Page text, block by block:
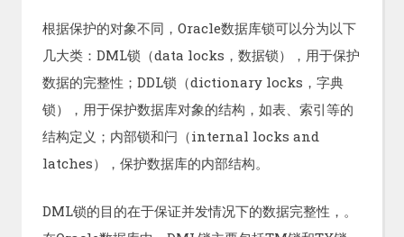
根据保护的对象不同，Oracle数据库锁可以分为以下
几大类：DML锁（data locks，数据锁），用于保护
数据的完整性；DDL锁（dictionary locks，字典
锁），用于保护数据库对象的结构，如表、索引等的
结构定义；内部锁和闩（internal locks and
latches），保护数据库的内部结构。
DML锁的目的在于保证并发情况下的数据完整性，。